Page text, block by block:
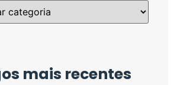
mais recentes